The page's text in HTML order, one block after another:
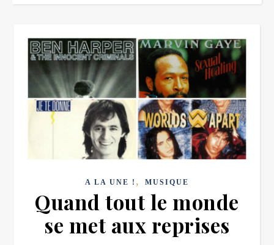
A LA UNE ! , MUSIQUE
Quand tout le monde
se met aux reprises